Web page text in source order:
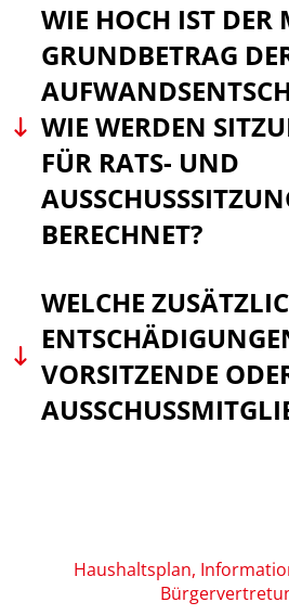
WIE HOCH IST DER
GRUNDBETRAG
WIE WERDEN
FÜR RATS- UND
BERECHNET?
WELCHE
VORSITZENDE
Haushaltsplan,